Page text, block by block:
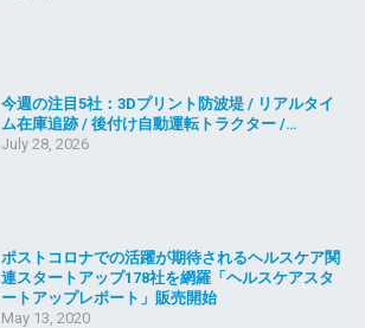
今週の注目5社：3Dプリント防波堤 / リアルタイ
ム在庫追跡 / 後付け自動運転トラクター /…
July 28, 2026
ポストコロナでの活躍が期待されるヘルスケア関
連スタートアップ178社を網羅「ヘルスケアスタ
ートアップレポート」販売開始
May 13, 2020